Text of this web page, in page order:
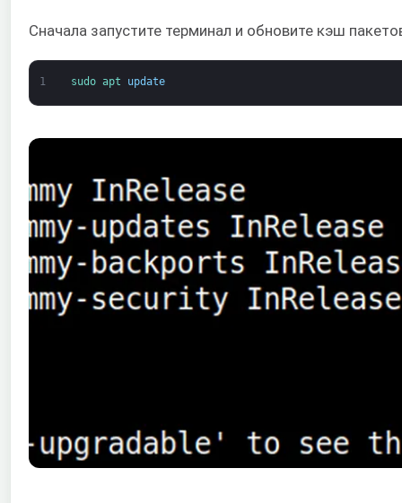
Сначала запустите терминал и обновите кэш
1 sudo apt update